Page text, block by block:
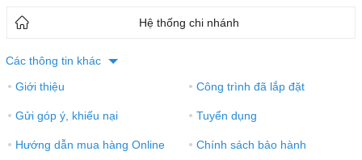
Hệ thống chi nhánh
Các thông tin khác
● Giới thiệu ● Công trình đã lắp đặt
● Gửi góp ý, khiếu nại ● Tuyển dụng
● Hướng dẫn mua hàng Online ● Chính sách bảo hành